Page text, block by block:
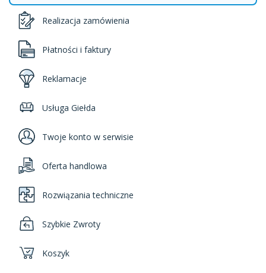
Realizacja zamówienia
Płatności i faktury
Reklamacje
Usługa Giełda
Twoje konto w serwisie
Oferta handlowa
Rozwiązania techniczne
Szybkie Zwroty
Koszyk